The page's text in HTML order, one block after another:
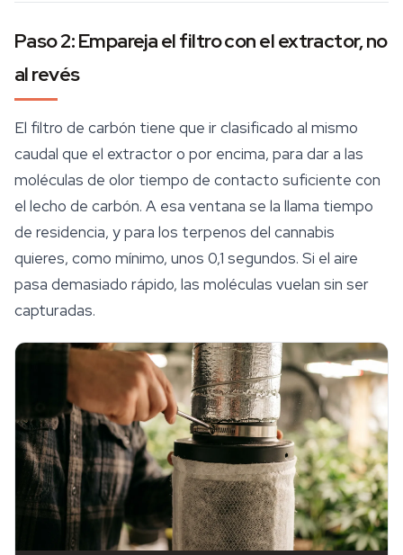
Paso 2: Empareja el filtro con el extractor, no
al revés
El filtro de carbón tiene que ir clasificado al mismo
caudal que el extractor o por encima, para dar a las
moléculas de olor tiempo de contacto suficiente con
el lecho de carbón. A esa ventana se la llama tiempo
de residencia, y para los terpenos del cannabis
quieres, como mínimo, unos 0,1 segundos. Si el aire
pasa demasiado rápido, las moléculas vuelan sin ser
capturadas.